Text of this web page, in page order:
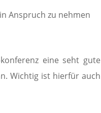
Anspruch zu nehmen
eine seht gute
Wichtig ist hierfür auch